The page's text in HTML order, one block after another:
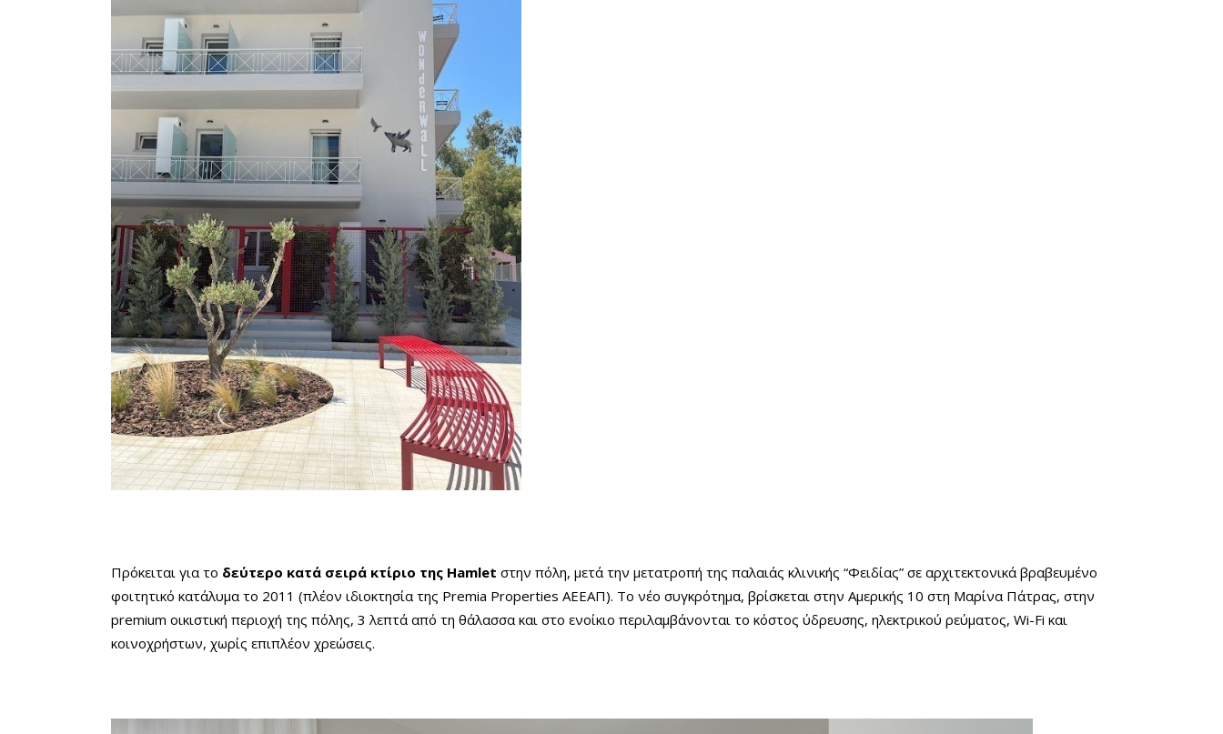
Πρόκειται για το δεύτερο κατά σειρά κτίριο της Hamlet στην πόλη, μετά την μετατροπή της παλαιάς κλινικής “Φειδίας” σε αρχιτεκτονικά βραβευμένο
φοιτητικό κατάλυμα το 2011 (πλέον ιδιοκτησία της Premia Properties AEEAΠ). Το νέο συγκρότημα, βρίσκεται στην Αμερικής 10 στη Μαρίνα Πάτρας, στην
premium οικιστική περιοχή της πόλης, 3 λεπτά από τη θάλασσα και στο ενοίκιο περιλαμβάνονται το κόστος ύδρευσης, ηλεκτρικού ρεύματος, Wi-Fi και
κοινοχρήστων, χωρίς επιπλέον χρεώσεις.